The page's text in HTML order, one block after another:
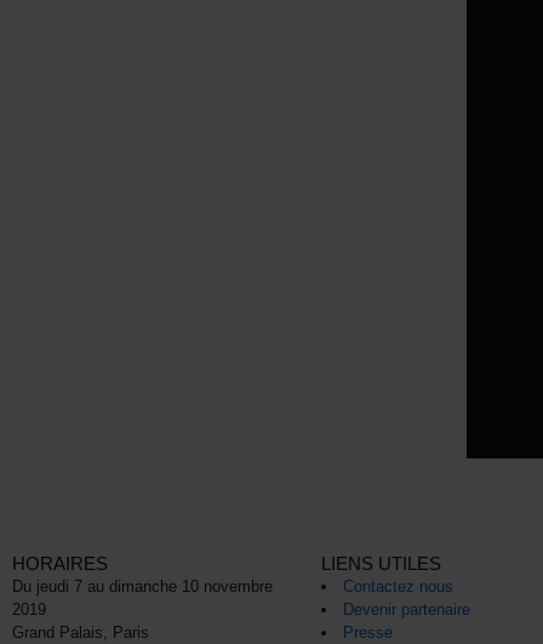
HORAIRES
Du jeudi 7 au dimanche 10 novembre
2019
Grand Palais, Paris
LIENS UTILES
Contactez nous
Devenir partenaire
Presse